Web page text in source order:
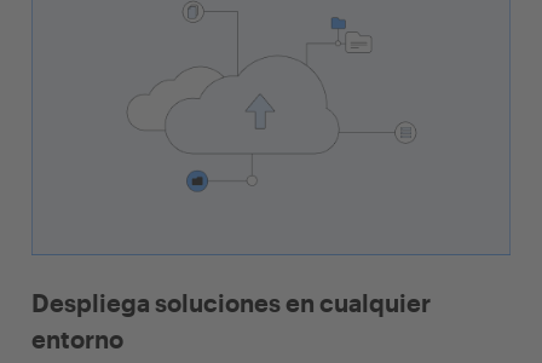
Despliega soluciones en cualquier
entorno